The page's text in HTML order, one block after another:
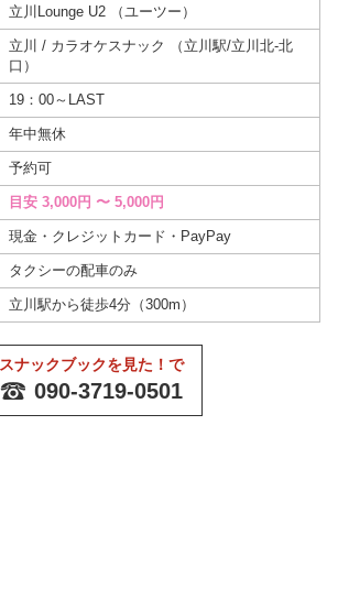
立川Lounge U2 （ユーツー）
立川 / カラオケスナック （ 立川駅/立川北-北
口 ）
19：00～LAST
年中無休
予約可
目安 3,000円 〜 5,000円
現金・クレジットカード・PayPay
タクシーの配車のみ
立川駅から徒歩4分（300m）
スナックブックを見た！で
090-3719-0501